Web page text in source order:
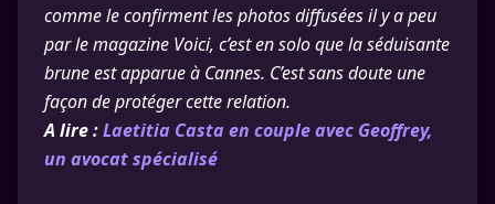
comme le confirment les photos diffusées il y a peu
par le magazine Voici, c’est en solo que la séduisante
brune est apparue à Cannes. C’est sans doute une
façon de protéger cette relation.
A lire :Laetitia Casta en couple avec Geoffrey,
un avocat spécialisé